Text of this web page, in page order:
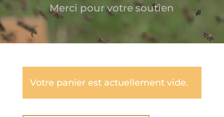
Merci pour votre soutien
Votre panier est actuellement vide.